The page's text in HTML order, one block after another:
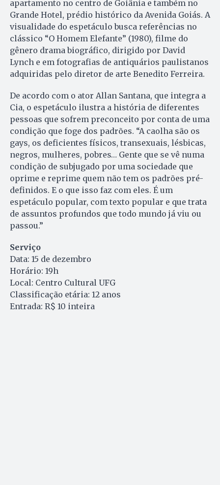
apartamento no centro de Goiânia e também no
Grande Hotel, prédio histórico da Avenida Goiás. A
visualidade do espetáculo busca referências no
clássico “O Homem Elefante” (1980), filme do
gênero drama biográfico, dirigido por David
Lynch e em fotografias de antiquários paulistanos
adquiridas pelo diretor de arte Benedito Ferreira.
De acordo com o ator Allan Santana, que integra a
Cia, o espetáculo ilustra a história de diferentes
pessoas que sofrem preconceito por conta de uma
condição que foge dos padrões. “A caolha são os
gays, os deficientes físicos, transexuais, lésbicas,
negros, mulheres, pobres… Gente que se vê numa
condição de subjugado por uma sociedade que
oprime e reprime quem não tem os padrões pré-
definidos. E o que isso faz com eles. É um
espetáculo popular, com texto popular e que trata
de assuntos profundos que todo mundo já viu ou
passou.”
Serviço
Data: 15 de dezembro
Horário: 19h
Local: Centro Cultural UFG
Classificação etária: 12 anos
Entrada: R$ 10 inteira